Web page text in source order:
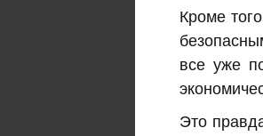
Кроме
все уже
Это